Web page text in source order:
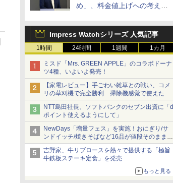
め」、料金値上げへの考え方
Impress Watchシリーズ 人気記事
1時間 24時間 1週間 1カ月
ミスド「Mrs. GREEN APPLE」のコラボドーナ
ツ4種、いよいよ発売！
【家電レビュー】手ごわい雑草との戦い、コメ
リの草刈機で完全勝利 掃除機感覚で使えた
NTT島田社長、ソフトバンクのセブン出資に「d
ポイント使えるようにして」
NewDays「増量フェス」を実施！おにぎり/サ
ンドイッチ/焼きそばなど16品が値段そのままで
ボリュームアップ
吉野家、牛リブロースを熱々で提供する「極旨
牛鉄板ステーキ定食」を発売
もっと見る